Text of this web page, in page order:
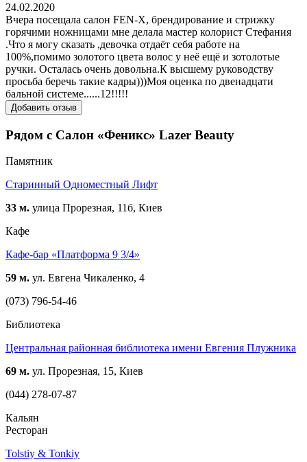
24.02.2020
Вчера посещала салон FEN-X, брендирование и стрижку
горячими ножницами мне делала мастер колорист Стефания
.Что я могу сказать ,девочка отдаёт себя работе на
100%,помимо золотого цвета волос у неё ещё и зотолотые
ручки. Осталась очень довольна.К высшему руководству
просьба беречь такие кадры)))Моя оценка по двенадцати
бальной системе......12!!!!!
Добавить отзыв
Рядом с Салон «Феникс» Lazer Beauty
Памятник
Старинный Одноместный Лифт
33 м. улица Прорезная, 11б, Киев
Кафе
Кафе-бар «Платформа 9 3/4»
59 м. ул. Евгена Чикаленко, 4
(073) 796-54-46
Библиотека
Центральная районная библиотека имени Евгения Плужника
69 м. ул. Прорезная, 15, Киев
(044) 278-07-87
Кальян
Ресторан
Tolstiy & Tonkiy